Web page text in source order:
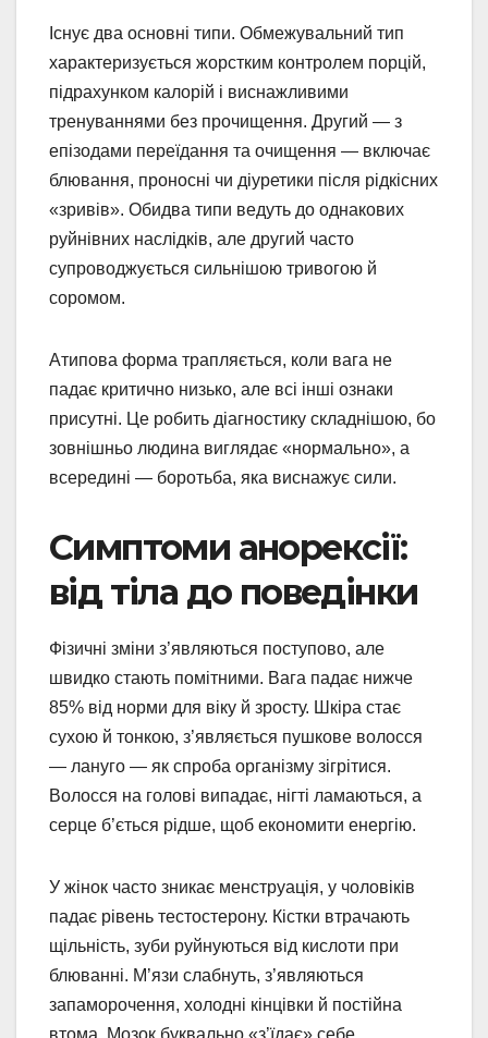
Існує два основні типи. Обмежувальний тип
характеризується жорстким контролем порцій,
підрахунком калорій і виснажливими
тренуваннями без прочищення. Другий — з
епізодами переїдання та очищення — включає
блювання, проносні чи діуретики після рідкісних
«зривів». Обидва типи ведуть до однакових
руйнівних наслідків, але другий часто
супроводжується сильнішою тривогою й
соромом.
Атипова форма трапляється, коли вага не
падає критично низько, але всі інші ознаки
присутні. Це робить діагностику складнішою, бо
зовнішньо людина виглядає «нормально», а
всередині — боротьба, яка виснажує сили.
Симптоми анорексії:
від тіла до поведінки
Фізичні зміни з’являються поступово, але
швидко стають помітними. Вага падає нижче
85% від норми для віку й зросту. Шкіра стає
сухою й тонкою, з’являється пушкове волосся
— лануго — як спроба організму зігрітися.
Волосся на голові випадає, нігті ламаються, а
серце б’ється рідше, щоб економити енергію.
У жінок часто зникає менструація, у чоловіків
падає рівень тестостерону. Кістки втрачають
щільність, зуби руйнуються від кислоти при
блюванні. М’язи слабнуть, з’являються
запаморочення, холодні кінцівки й постійна
втома. Мозок буквально «з’їдає» себе,